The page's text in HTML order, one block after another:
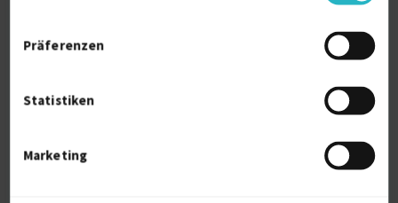
Präferenzen
Statistiken
Marketing
Controlling und betriebswirtschaftliche
Business Plan